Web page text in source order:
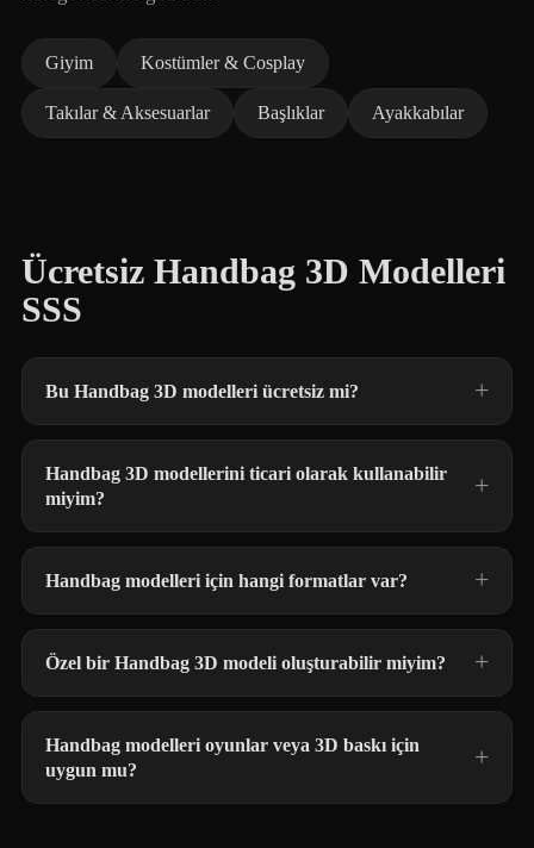
Giyim Kostümler & Cosplay
Takılar & Aksesuarlar Başlıklar Ayakkabılar
Ücretsiz Handbag 3D Modelleri
SSS
Bu Handbag 3D modelleri ücretsiz mi?
Handbag 3D modellerini ticari olarak kullanabilir
miyim?
Handbag modelleri için hangi formatlar var?
Özel bir Handbag 3D modeli oluşturabilir miyim?
Handbag modelleri oyunlar veya 3D baskı için
uygun mu?